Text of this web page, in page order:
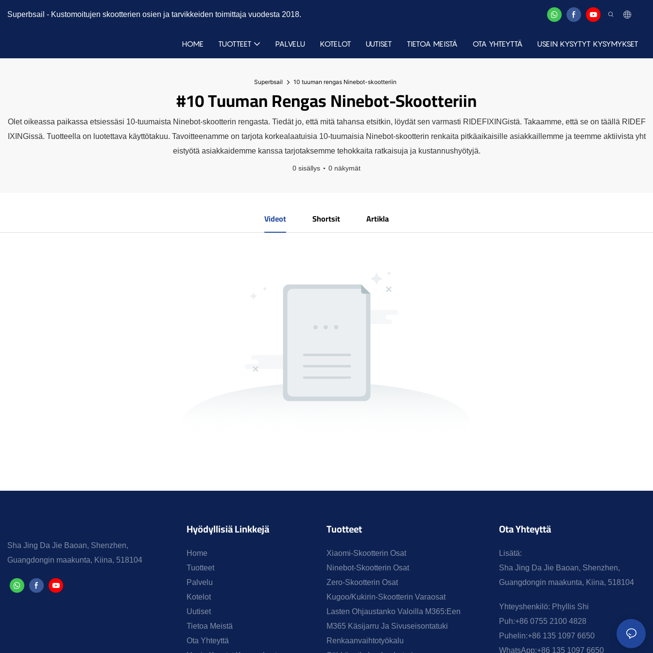
Superbsail - Kustomoitujen skootterien osien ja tarvikkeiden toimittaja vuodesta 2018.
HOME TUOTTEET PALVELU KOTELOT UUTISET TIETOA MEISTÄ OTA YHTEYTTÄ USEIN KYSYTYT KYSYMYKSET
Superbsail 10 tuuman rengas Ninebot-skootteriin
#10 Tuuman Rengas Ninebot-Skootteriin
Olet oikeassa paikassa etsiessäsi 10-tuumaista Ninebot-skootterin rengasta. Tiedät jo, että mitä tahansa etsitkin, löydät sen varmasti RIDEFIXINGistä. Takaamme, että se on täällä RIDEF
IXINGissä. Tuotteella on luotettava käyttötakuu. Tavoitteenamme on tarjota korkealaatuisia 10-tuumaisia ​​Ninebot-skootterin renkaita pitkäaikaisille asiakkaillemme ja teemme aktiivista yht
eistyötä asiakkaidemme kanssa tarjotaksemme tehokkaita ratkaisuja ja kustannushyötyjä.
0 sisällys 0 näkymät
Videot Shortsit Artikla
Sha Jing Da Jie Baoan, Shenzhen,
Guangdongin maakunta, Kiina, 518104
Hyödyllisiä Linkkejä
Home
Tuotteet
Palvelu
Kotelot
Uutiset
Tietoa Meistä
Ota Yhteyttä
Tuotteet
Xiaomi-Skootterin Osat
Ninebot-Skootterin Osat
Zero-Skootterin Osat
Kugoo/Kukirin-Skootterin Varaosat
Lasten Ohjaustanko Valoilla M365:een
M365 Käsijarru Ja Sivuseisontatuki
Renkaanvaihtotyökalu
Ota Yhteyttä
Lisätä:
Sha Jing Da Jie Baoan, Shenzhen,
Guangdongin maakunta, Kiina, 518104
Yhteyshenkilö: Phyllis Shi
Puh:+86 0755 2100 4828
Puhelin:+86 135 1097 6650
WhatsApp:+86 135 1097 6650